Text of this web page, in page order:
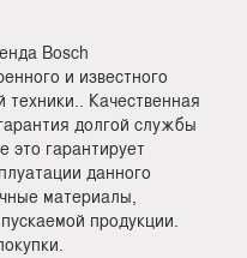
Bosch
и известного
Качественная
долгой службы
это гарантирует
данного
материалы,
продукции.